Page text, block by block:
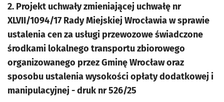
2. Projekt uchwały zmieniającej uchwałę nr
XLVII/1094/17 Rady Miejskiej Wrocławia w sprawie
ustalenia cen za usługi przewozowe świadczone
środkami lokalnego transportu zbiorowego
organizowanego przez Gminę Wrocław oraz
sposobu ustalenia wysokości opłaty dodatkowej i
manipulacyjnej - druk nr 526/25